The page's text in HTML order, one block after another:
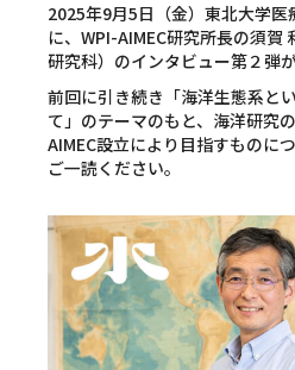
2025年9月5日（金）東北大学
に、WPI-AIMEC研究所長の須賀
研究科）のインタビュー第２弾
前回に引き続き「海洋生態系と
て」のテーマのもと、海洋研究
AIMEC設立により目指すものに
ご一読ください。